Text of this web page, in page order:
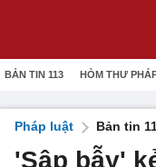
BẢN TIN 113 HÒM THƯ
Pháp luật Bản tin
'Sập bẫy'